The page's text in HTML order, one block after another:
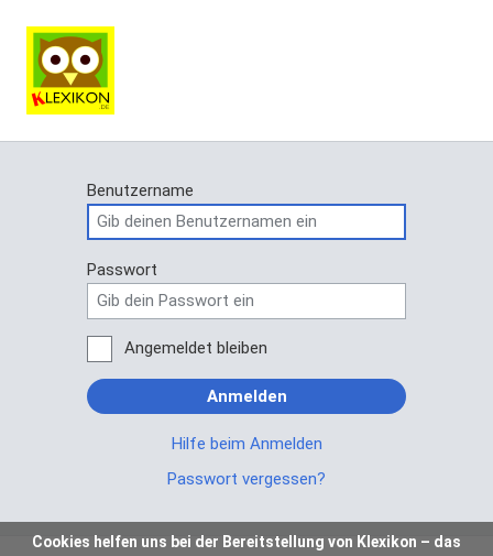
Benutzername
Passwort
Angemeldet bleiben
Anmelden
Hilfe beim Anmelden
Passwort vergessen?
Cookies helfen uns bei der Bereitstellung von Klexikon – das